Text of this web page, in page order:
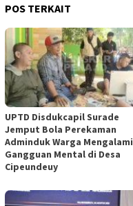
POS TERKAIT
UPTD Disdukcapil Surade
Jemput Bola Perekaman
Adminduk Warga Mengalami
Gangguan Mental di Desa
Cipeundeuy